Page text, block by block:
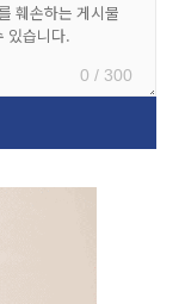
0 / 300